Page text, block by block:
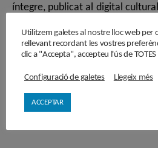
íntegre, publicat al digital
barcelona-ciutat-de-la-lectura/
Etiquetes
Cultural
Utilitzem galetes al nostre lloc web per
rellevant recordant les vostres
clic a "Accepta", accepteu l'ús de TOTES
Configuració de galetes Llegeix més
ACCEPTAR